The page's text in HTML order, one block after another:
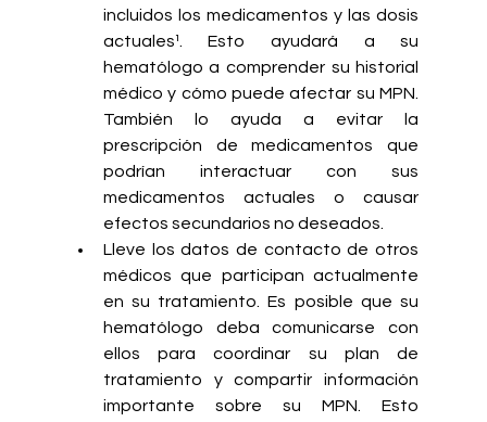
incluidos los medicamentos y las dosis
actuales¹. Esto ayudará a su
hematólogo a comprender su historial
médico y cómo puede afectar su MPN.
También lo ayuda a evitar la
prescripción de medicamentos que
podrían interactuar con sus
medicamentos actuales o causar
efectos secundarios no deseados.
Lleve los datos de contacto de otros
médicos que participan actualmente
en su tratamiento. Es posible que su
hematólogo deba comunicarse con
ellos para coordinar su plan de
tratamiento y compartir información
importante sobre su MPN. Esto